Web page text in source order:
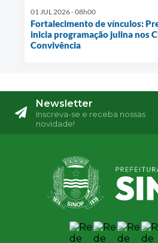
01 JUL 2026 - 08h00
Fortalecimento de vínculos:
inicia programação julina nos
Convivência
Newsletter
Inscreva-se e receba nossas
novidade!